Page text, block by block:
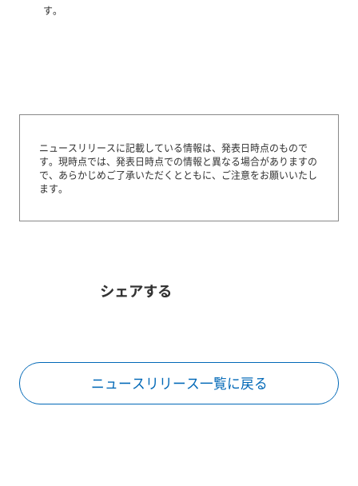
す。
ニュースリリースに記載している情報は、発表日時点のもので
す。 現時点では、発表日時点での情報と異なる場合がありますの
で、あらかじめご了承いただくとともに、ご注意をお願いいたし
ます。
シェアする
ニュースリリース一覧に戻る